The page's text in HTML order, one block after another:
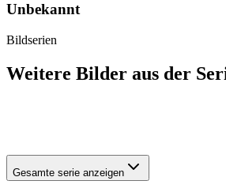
Unbekannt
Bildserien
Weitere Bilder aus der
Gesamte serie anzeigen